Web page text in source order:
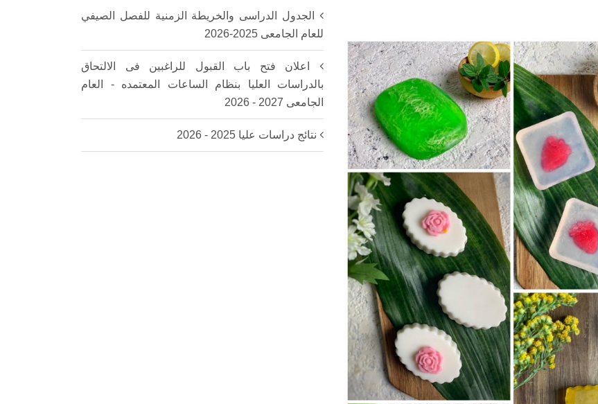
الجدول الدراسى والخريطة الزمنية للفصل الصيفي
للعام الجامعى 2025-2026‎
اعلان فتح باب القبول للراغبين فى الالتحاق
بالدراسات العليا بنظام الساعات المعتمده - العام
الجامعى 2027 - 2026
نتائج دراسات عليا 2025 - 2026